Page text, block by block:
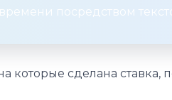
посредством
сделана ставка,